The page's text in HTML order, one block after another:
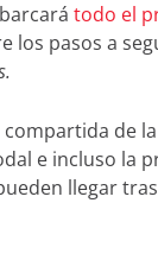
todo el
los pasos a
de
e incluso la
llegar